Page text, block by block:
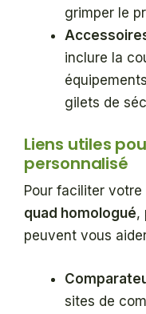
grimper le
inclure la
gilets de
Liens utiles
personnalisé
Pour faciliter votre
quad homologué,
peuvent vous
sites de